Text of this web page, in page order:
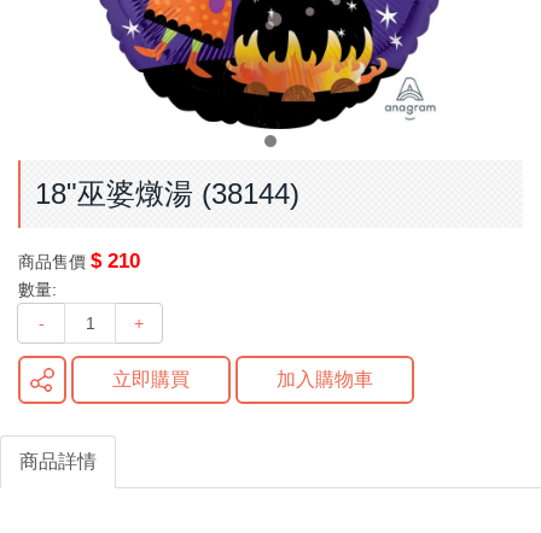
18"巫婆燉湯 (38144)
商品售價 $ 210
數量:
-
+
立即購買 加入購物車
商品詳情